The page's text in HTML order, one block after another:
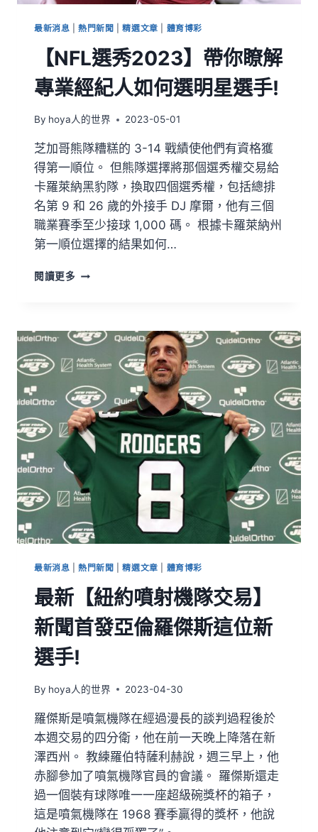
最新消息 |熱門新聞 |精選文章 體育博彩
【NFL選秀2023】帶你瞭解
專業經紀人如何選明星選手!
By hoya人的世界 2023-05-01
芝加哥熊隊糟糕的 3-14 戰績使他們有資格獲
得第一順位。 但熊隊選擇將那個選秀權交易給
卡羅萊納黑豹隊，換取四個選秀權，包括總排
名第 9 和 26 歲的外接手 DJ 摩爾，他有三個
職業賽季至少接球 1,000 碼。 根據卡羅萊納州
第一順位選擇的結果如何…
閱讀更多
最新消息 |熱門新聞 |精選文章 體育博彩
最新【紐約噴射機隊交易】
新聞首發亞倫羅傑斯這位新
選手!
By hoya人的世界 2023-04-30
羅傑斯是噴氣機隊在經過漫長的談判過程後於
本週交易的四分衛，他在前一天晚上降落在新
澤西州。 教練羅伯特薩利赫說，週三早上，他
赤腳參加了噴氣機隊官員的會議。 羅傑斯還走
過一個裝有球隊唯一一座超級碗獎杯的箱子，
這是噴氣機隊在 1968 賽季贏得的獎杯，他說